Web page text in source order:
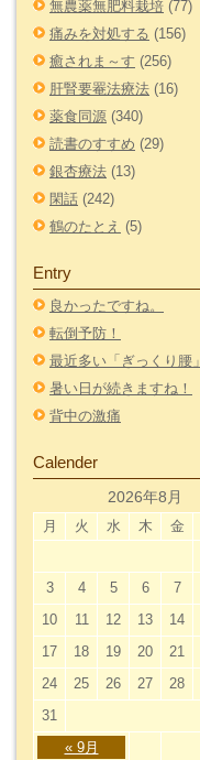
無農薬無肥料栽培 (77)
痛みを対処する (156)
癒されま～す (256)
肝腎要罨法療法 (16)
薬食同源 (340)
読書のすすめ (29)
銀杏療法 (13)
閑話 (242)
鶴のたとえ (5)
Entry
良かったですね。
転倒予防！
最近多い「ぎっくり腰」
暑い日が続きますね！
背中の激痛
Calender
2026年8月
月 火 水 木 金
« 9月
3
4 5 6 7
10
11 12 13 14
17
18 19 20 21
24
25 26 27 28
31